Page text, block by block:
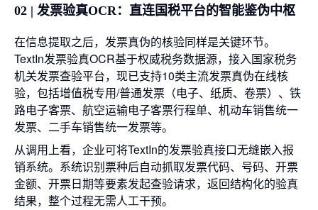
02 | 发票验真OCR：直连国税平台的智能鉴伪中枢
在信息提取之后，发票真伪的核验同样是关键环节。
TextIn发票验真OCR基于权威税务数据源，接入国家税务
机关发票查验平台，现已支持10类主流发票真伪在线核
验，包括增值税专用/普通发票（电子、纸质、卷票）、铁
路电子客票、航空运输电子客票行程单、机动车销售统一
发票、二手车销售统一发票等。
从调用上看，企业可将TextIn的发票验真接口无缝嵌入报
销系统。系统识别票种后自动抓取发票代码、号码、开票
金额、开票日期等要素发起查验请求，返回结构化的验真
结果，整个过程无需人工干预。